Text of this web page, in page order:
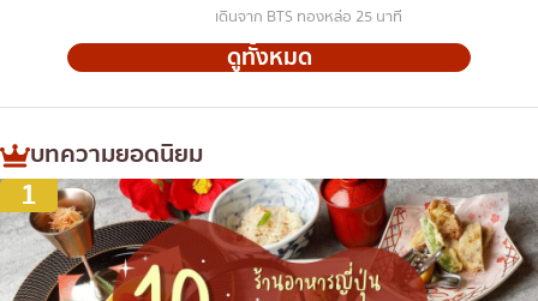
เดินจาก BTS ทองหล่อ 25 นาที
ดูทั้งหมด
บทความยอดนิยม
1